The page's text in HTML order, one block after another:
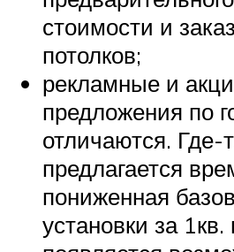
стоимости и
потолков;
рекламные и
предложения по
отличаются. Где-
предлагается
пониженная
установки за